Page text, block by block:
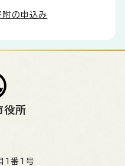
附の申込み
役所
1番1号